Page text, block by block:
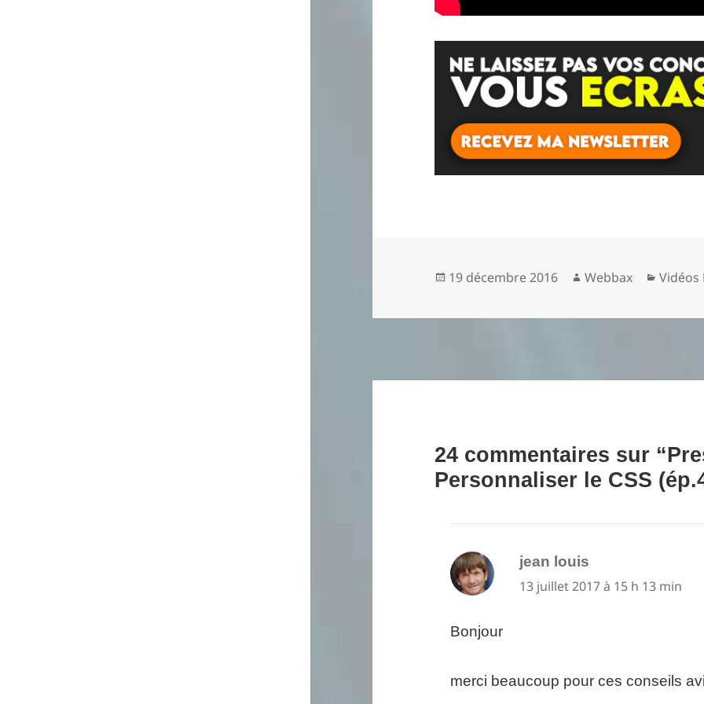
Publié
19 décembre 2016 Auteur
Webbax Vidéos
24 commentaires sur
Personnaliser le CSS
jean louis
13 juillet 2017 à 15 h 13 min
Bonjour
merci beaucoup pour ces conseils